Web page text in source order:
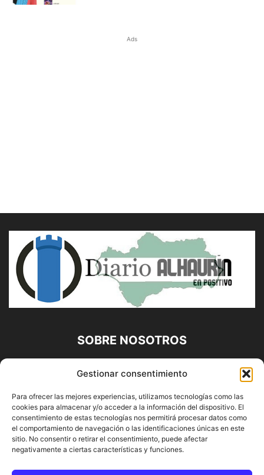
Gestionar consentimiento
Para ofrecer las mejores experiencias, utilizamos tecnologías como las
cookies para almacenar y/o acceder a la información del dispositivo. El
consentimiento de estas tecnologías nos permitirá procesar datos como
el comportamiento de navegación o las identificaciones únicas en este
sitio. No consentir o retirar el consentimiento, puede afectar
negativamente a ciertas características y funciones.
Ads
SOBRE NOSOTROS
Diario Alhaurín (www.alhaurindelatorre.com) Propiedad de
Francisco E. López López | 639 95 71 95 | Noticias de
Alhaurín de la Torre, Málaga y Provincia|
Contáctanos:info@alhaurindelatorre.com
SÍGUENOS